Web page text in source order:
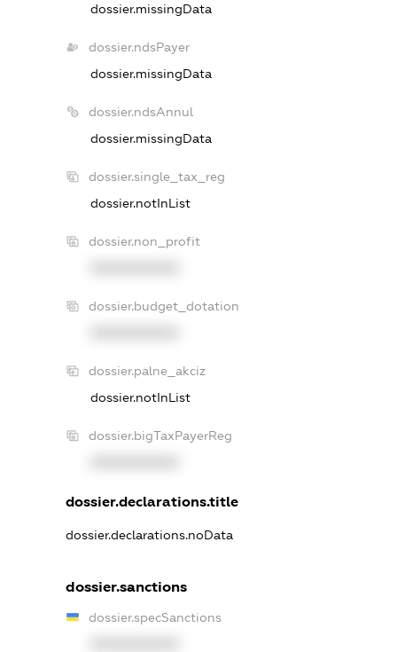
dossier.missingData
dossier.ndsPayer
dossier.missingData
dossier.ndsAnnul
dossier.missingData
dossier.single_tax_reg
dossier.notInList
dossier.non_profit
dossier.budget_dotation
dossier.palne_akciz
dossier.notInList
dossier.bigTaxPayerReg
dossier.declarations.title
dossier.declarations.noData
dossier.sanctions
dossier.specSanctions